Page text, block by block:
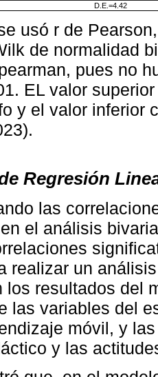
D.E.=4.42
usó r de
de normalidad
pues no
EL valor
y el valor inferior
Regresión
las
el análisis
realizar un
los resultados del
las variables del
móvil, y
y las